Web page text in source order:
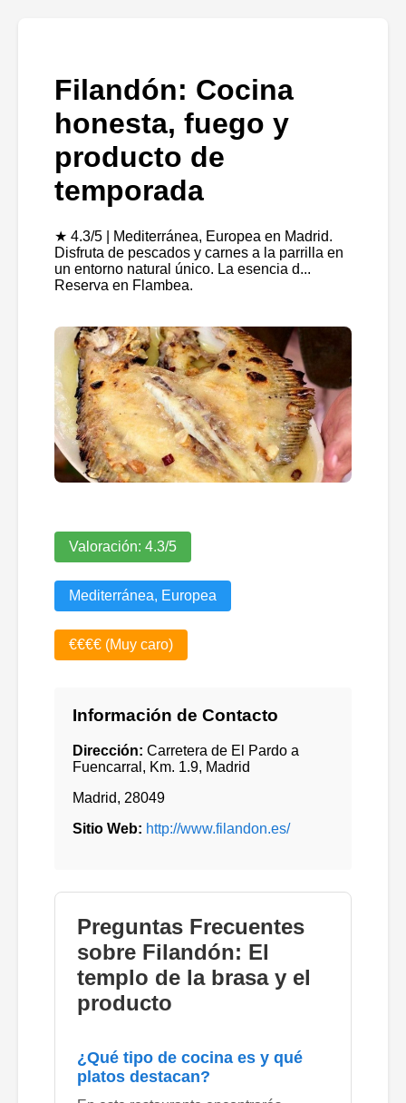
Filandón: Cocina
honesta, fuego y
producto de
temporada
★ 4.3/5 | Mediterránea, Europea en Madrid.
Disfruta de pescados y carnes a la parrilla en
un entorno natural único. La esencia d...
Reserva en Flambea.
Valoración: 4.3/5
Mediterránea, Europea
€€€€ (Muy caro)
Información de Contacto
Dirección: Carretera de El Pardo a
Fuencarral, Km. 1.9, Madrid
Madrid, 28049
Sitio Web: http://www.filandon.es/
Preguntas Frecuentes
sobre Filandón: El
templo de la brasa y el
producto
¿Qué tipo de cocina es y qué
platos destacan?